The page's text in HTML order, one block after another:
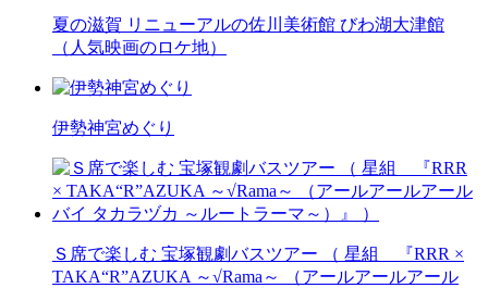
夏の滋賀 リニューアルの佐川美術館 びわ湖大津館
（人気映画のロケ地）
伊勢神宮めぐり
Ｓ席で楽しむ 宝塚観劇バスツアー （ 星組 『RRR ×
TAKA“R”AZUKA ～√Rama～ （アールアールアール